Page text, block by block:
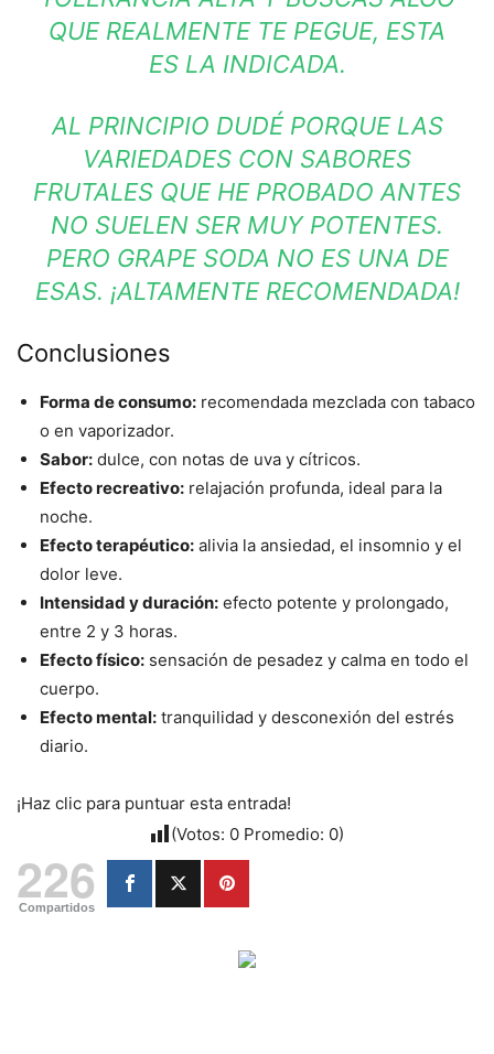
QUE REALMENTE TE PEGUE, ESTA
ES LA INDICADA.
AL PRINCIPIO DUDÉ PORQUE LAS
VARIEDADES CON SABORES
FRUTALES QUE HE PROBADO ANTES
NO SUELEN SER MUY POTENTES.
PERO GRAPE SODA NO ES UNA DE
ESAS. ¡ALTAMENTE RECOMENDADA!
Conclusiones
Forma de consumo: recomendada mezclada con tabaco
o en vaporizador.
Sabor: dulce, con notas de uva y cítricos.
Efecto recreativo: relajación profunda, ideal para la
noche.
Efecto terapéutico: alivia la ansiedad, el insomnio y el
dolor leve.
Intensidad y duración: efecto potente y prolongado,
entre 2 y 3 horas.
Efecto físico: sensación de pesadez y calma en todo el
cuerpo.
Efecto mental: tranquilidad y desconexión del estrés
diario.
¡Haz clic para puntuar esta entrada!
(Votos: 0 Promedio: 0)
226
Compartidos